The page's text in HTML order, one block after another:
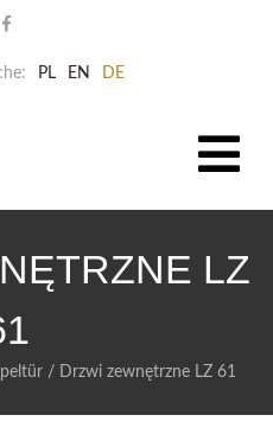
PL EN DE
LZ
/ Drzwi zewnętrzne LZ 61